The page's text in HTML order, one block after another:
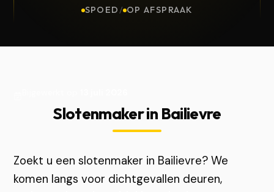
SPOED / OP AFSPRAAK
Slotenmaker in Bailievre
Zoekt u een slotenmaker in Bailievre? We
komen langs voor dichtgevallen deuren,